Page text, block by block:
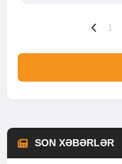
1
SON XƏBƏRLƏR